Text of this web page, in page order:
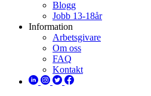
Blogg
Jobb 13-18år
Information
Arbetsgivare
Om oss
FAQ
Kontakt